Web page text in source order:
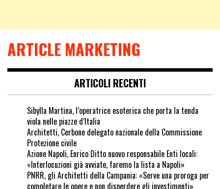
ARTICLE MARKETING
ARTICOLI RECENTI
Sibylla Martina, l’operatrice esoterica che porta la tenda
viola nelle piazze d’Italia
Architetti, Cerbone delegato nazionale della Commissione
Protezione civile
Azione Napoli, Enrico Ditto nuovo responsabile Enti locali:
«Interlocuzioni già avviate, faremo la lista a Napoli»
PNRR, gli Architetti della Campania: «Serve una proroga per
completare le opere e non disperdere gli investimenti»